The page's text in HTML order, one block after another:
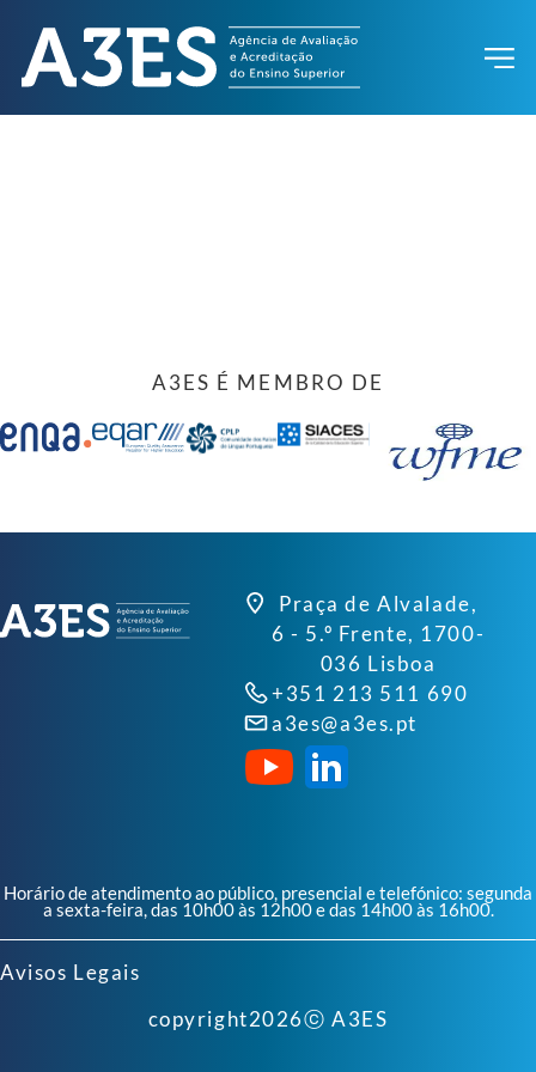
A3ES É MEMBRO DE
Praça de Alvalade,
6 - 5.º Frente, 1700-
036 Lisboa
+351 213 511 690
a3es@a3es.pt
Horário de atendimento ao público, presencial e telefónico: segunda
a sexta-feira, das 10h00 às 12h00 e das 14h00 às 16h00.
Avisos Legais
copyright2026ⓒ A3ES